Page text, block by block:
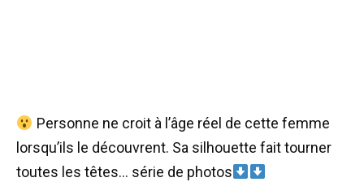
Personne ne croit à l’âge réel de cette femme
lorsqu’ils le découvrent. Sa silhouette fait tourner
toutes les têtes… série de photos